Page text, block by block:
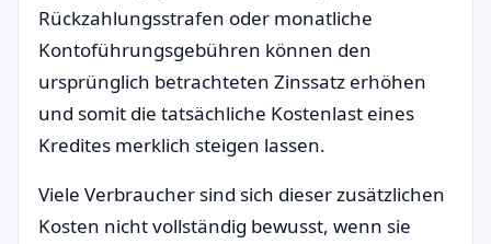
Rückzahlungsstrafen oder monatliche
Kontoführungsgebühren können den
ursprünglich betrachteten Zinssatz erhöhen
und somit die tatsächliche Kostenlast eines
Kredites merklich steigen lassen.
Viele Verbraucher sind sich dieser zusätzlichen
Kosten nicht vollständig bewusst, wenn sie